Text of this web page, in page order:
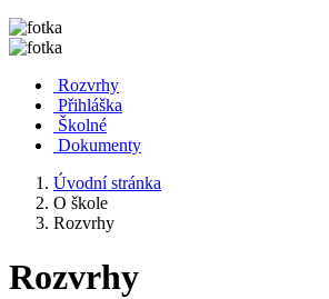
Rozvrhy
Přihláška
Školné
Dokumenty
Úvodní stránka
O škole
Rozvrhy
Rozvrhy